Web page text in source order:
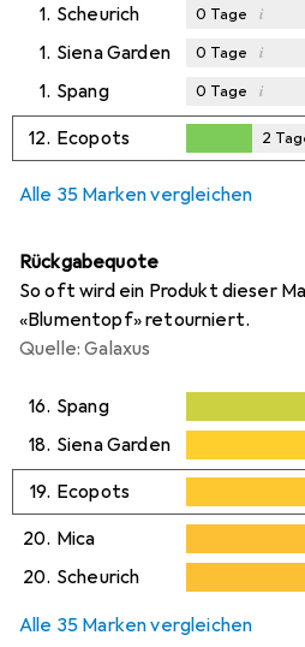
1. Scheurich 0 Tage i
1. Siena Garden 0 Tage i
1. Spang 0 Tage i
12. Ecopots
2Tage
2
Alle 35 Marken vergleichen
Rückgabequote
So oft wird ein Produkt dieser
«Blumentopf» retourniert.
Quelle: Galaxus
16. Spang
18. Siena Garden
19. Ecopots
20. Mica
20. Scheurich
Alle 35 Marken vergleichen